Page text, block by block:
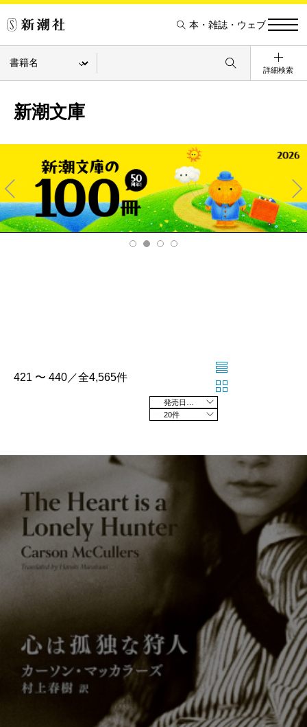
本・雑誌・ウェブ
詳細検索
新潮文庫
Pre
v
Ne
xt
421 〜 440／全4,565件
20件